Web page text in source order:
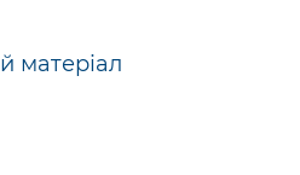
матеріал